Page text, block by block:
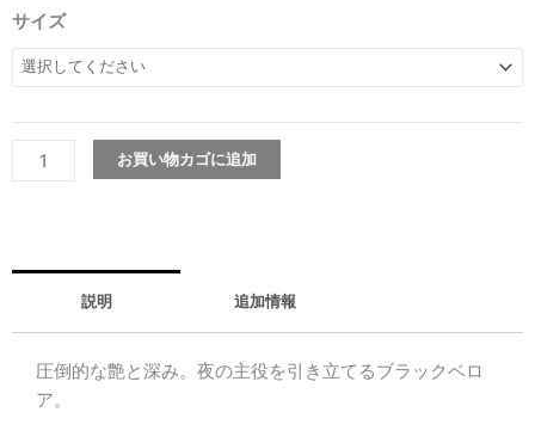
サイズ
ブ
ラ
ッ
ア
グ
ジ
お買い物カゴに追加
説明 追加情報
圧倒的な艶と深み。夜の主役を引き立てるブラックベロ
ア。